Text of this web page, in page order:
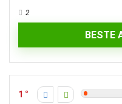
2
BESTE
1